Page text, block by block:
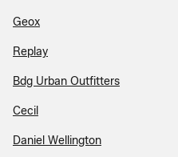
Geox
Replay
Bdg Urban Outfitters
Cecil
Daniel Wellington